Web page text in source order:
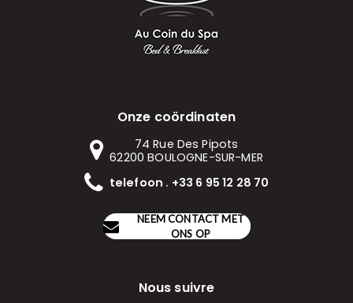
Onze coördinaten
74 Rue Des Pipots
62200 BOULOGNE-SUR-MER
telefoon . +33 6 95 12 28 70
NEEM CONTACT MET
ONS OP
Nous suivre